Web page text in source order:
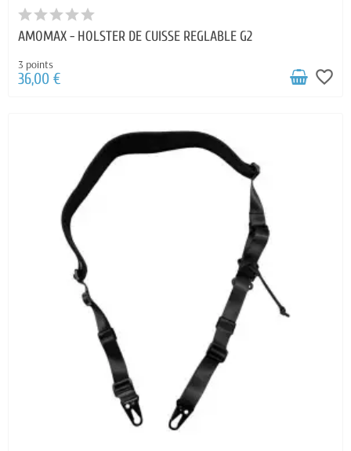
AMOMAX - HOLSTER DE CUISSE REGLABLE G2
3 points
36,00 € favorite_border